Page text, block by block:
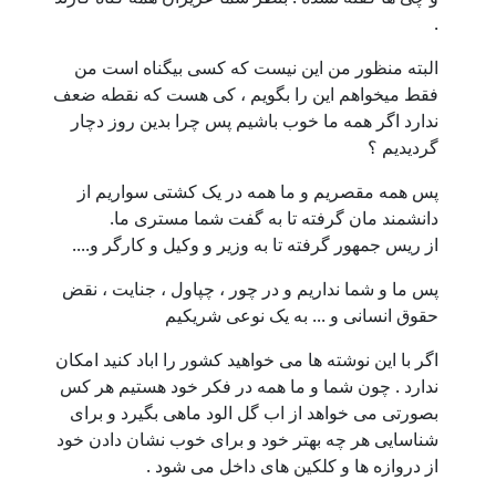
.
البته منظور من این نیست که کسی بیگناه است من
فقط میخواهم این را بگویم ، کی هست که نقطه ضعف
ندارد اگر همه ما خوب باشیم پس چرا بدین روز دچار
گردیدیم ؟
پس همه مقصریم و ما همه در یک کشتی سواریم از
دانشمند مان گرفته تا به گفت شما مستری ما.
از ریس جمهور گرفته تا به وزیر و وکیل و کارگر و....
پس ما و شما نداریم و در چور ، چپاول ، جنایت ، نقض
حقوق انسانی و ... به یک نوعی شریکیم
اگر با این نوشته ها می خواهید کشور را اباد کنید امکان
ندارد . چون شما و ما همه در فکر خود هستیم هر کس
بصورتی می خواهد از اب گل الود ماهی بگیرد و برای
شناسایی هر چه بهتر خود و برای خوب نشان دادن خود
از دروازه ها و کلکین های داخل می شود .